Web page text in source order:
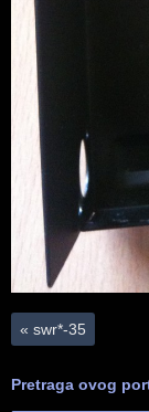
« swr*-35
Pretraga ovog